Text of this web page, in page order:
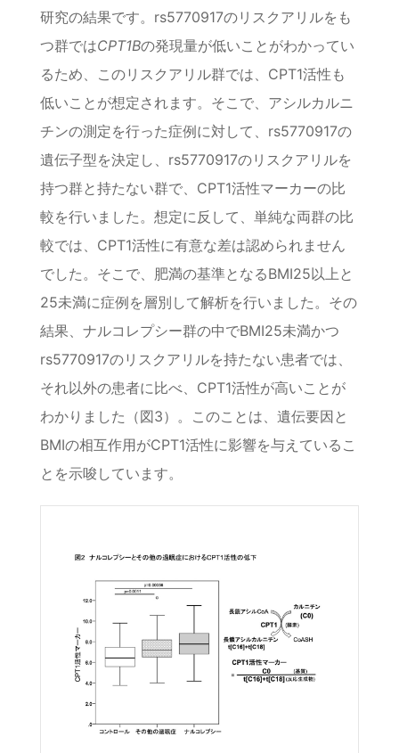
研究の結果です。rs5770917のリスクアリルをも
つ群ではCPT1Bの発現量が低いことがわかってい
るため、このリスクアリル群では、CPT1活性も
低いことが想定されます。そこで、アシルカルニ
チンの測定を行った症例に対して、rs5770917の
遺伝子型を決定し、rs5770917のリスクアリルを
持つ群と持たない群で、CPT1活性マーカーの比
較を行いました。想定に反して、単純な両群の比
較では、CPT1活性に有意な差は認められません
でした。そこで、肥満の基準となるBMI25以上と
25未満に症例を層別して解析を行いました。その
結果、ナルコレプシー群の中でBMI25未満かつ
rs5770917のリスクアリルを持たない患者では、
それ以外の患者に比べ、CPT1活性が高いことが
わかりました（図3）。このことは、遺伝要因と
BMIの相互作用がCPT1活性に影響を与えているこ
とを示唆しています。